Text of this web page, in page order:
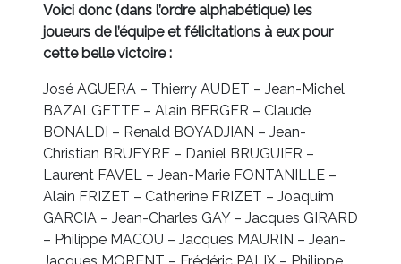
Voici donc (dans l’ordre alphabétique) les
joueurs de l’équipe et félicitations à eux pour
cette belle victoire :
José AGUERA – Thierry AUDET – Jean-Michel
BAZALGETTE – Alain BERGER – Claude
BONALDI – Renald BOYADJIAN – Jean-
Christian BRUEYRE – Daniel BRUGUIER –
Laurent FAVEL – Jean-Marie FONTANILLE –
Alain FRIZET – Catherine FRIZET – Joaquim
GARCIA – Jean-Charles GAY – Jacques GIRARD
– Philippe MACOU – Jacques MAURIN – Jean-